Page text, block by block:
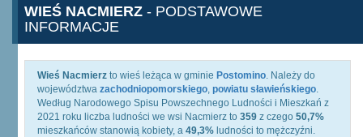
WIEŚ NACMIERZ - PODSTAWOWE
INFORMACJE
Wieś Nacmierz to wieś leżąca w gminie Postomino. Należy do
województwa zachodniopomorskiego, powiatu sławieńskiego.
Według Narodowego Spisu Powszechnego Ludności i Mieszkań z
2021 roku liczba ludności we wsi Nacmierz to 359 z czego 50,7%
mieszkańców stanowią kobiety, a 49,3% ludności to mężczyźni.